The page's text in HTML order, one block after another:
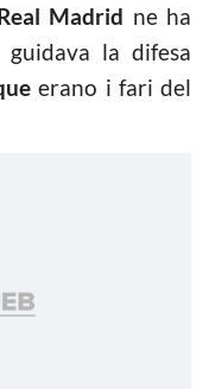
Madrid ne ha
la difesa
erano i fari del